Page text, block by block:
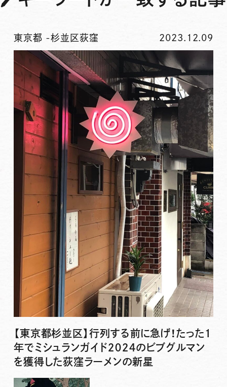
東京都 -杉並区荻窪 2023.12.09
【東京都杉並区】行列する前に急げ！たった１
年でミシュランガイド２０２４のビブグルマン
を獲得した荻窪ラーメンの新星